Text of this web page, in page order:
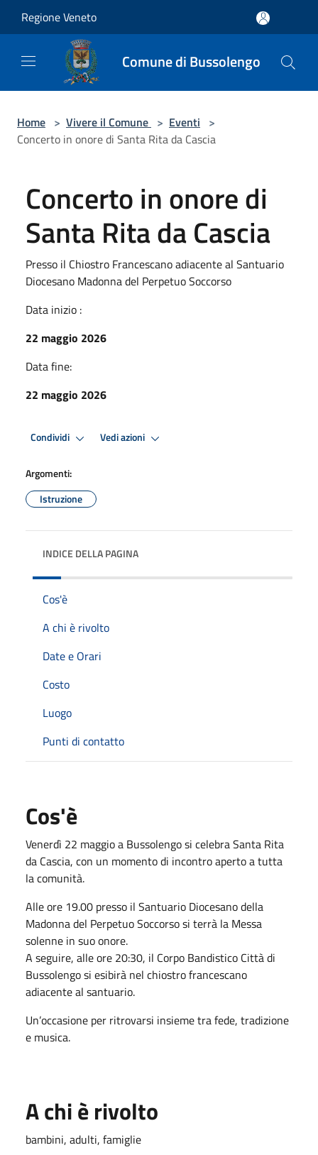
Regione Veneto
Comune di Bussolengo
Home > Vivere il Comune > Eventi >
Concerto in onore di Santa Rita da Cascia
Concerto in onore di
Santa Rita da Cascia
Presso il Chiostro Francescano adiacente al Santuario
Diocesano Madonna del Perpetuo Soccorso
Data inizio :
22 maggio 2026
Data fine:
22 maggio 2026
Condividi Vedi azioni
Argomenti:
Istruzione
INDICE DELLA PAGINA
Cos'è
A chi è rivolto
Date e Orari
Costo
Luogo
Punti di contatto
Cos'è
Venerdì 22 maggio a Bussolengo si celebra Santa Rita
da Cascia, con un momento di incontro aperto a tutta
la comunità.
Alle ore 19.00 presso il Santuario Diocesano della
Madonna del Perpetuo Soccorso si terrà la Messa
solenne in suo onore.
A seguire, alle ore 20:30, il Corpo Bandistico Città di
Bussolengo si esibirà nel chiostro francescano
adiacente al santuario.
Un’occasione per ritrovarsi insieme tra fede, tradizione
e musica.
A chi è rivolto
bambini, adulti, famiglie